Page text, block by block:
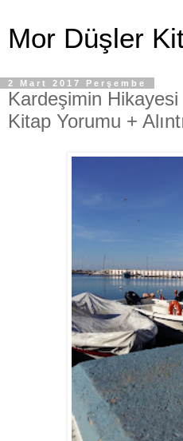
Mor Düşler
2 Mart 2017 Perşembe
Kardeşimin
Kitap Yorumu +